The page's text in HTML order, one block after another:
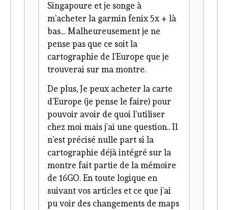
Singapoure et je songe à
m’acheter la garmin fenix 5x + là
bas… Malheureusement je ne
pense pas que ce soit la
cartographie de l’Europe que je
trouverai sur ma montre.
De plus, Je peux acheter la carte
d’Europe (je pense le faire) pour
pouvoir avoir de quoi l’utiliser
chez moi mais j’ai une question.. Il
n’est précisé nulle part si la
cartographie déjà intégré sur la
montre fait partie de la mémoire
de 16GO. En toute logique en
suivant vos articles et ce que j’ai
pu voir des changements de maps